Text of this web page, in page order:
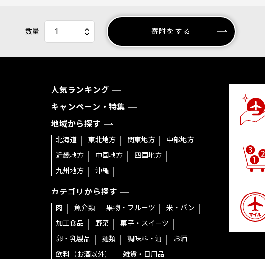
数量 寄附をする
人気ランキング
キャンペーン・特集
地域から探す
北海道 東北地方 関東地方
中部地方
近畿地方
中国地方
四国地方
九州地方
沖縄
カテゴリから探す
肉 魚介類 果物・フルーツ
米・パン
加工食品
野菜
菓子・スイーツ
卵・乳製品
麺類 調味料・油
お酒
飲料（お酒以外）
雑貨・日用品